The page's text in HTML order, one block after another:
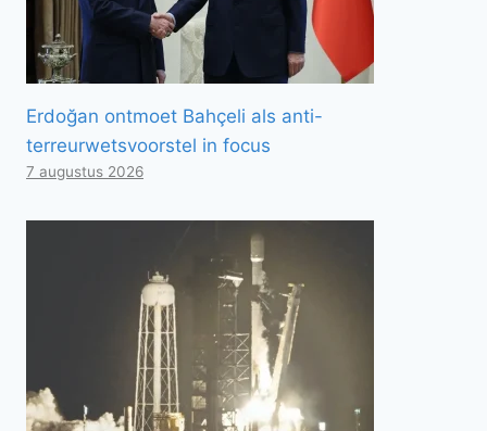
Erdoğan ontmoet Bahçeli als anti-
terreurwetsvoorstel in focus
7 augustus 2026